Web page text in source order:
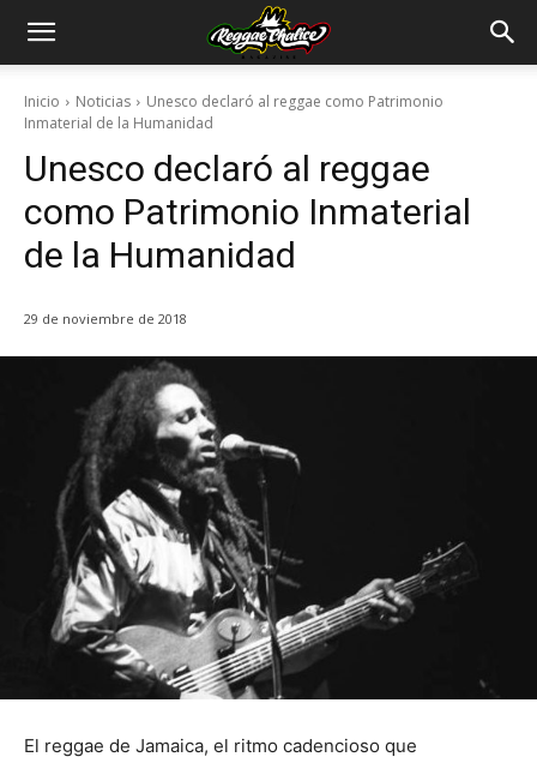
Inicio Noticias
Unesco declaró al reggae como Patrimonio
Inmaterial de la Humanidad
Unesco declaró al reggae
como Patrimonio Inmaterial
de la Humanidad
29 de noviembre de 2018
El reggae de Jamaica, el ritmo cadencioso que